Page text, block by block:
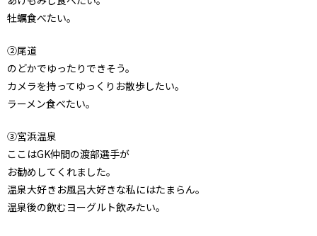
牡蠣食べたい。
②尾道
のどかでゆったりできそう。
カメラを持ってゆっくりお散歩したい。
ラーメン食べたい。
③宮浜温泉
ここはGK仲間の渡部選手が
お勧めしてくれました。
温泉大好きお風呂大好きな私にはたまらん。
温泉後の飲むヨーグルト飲みたい。